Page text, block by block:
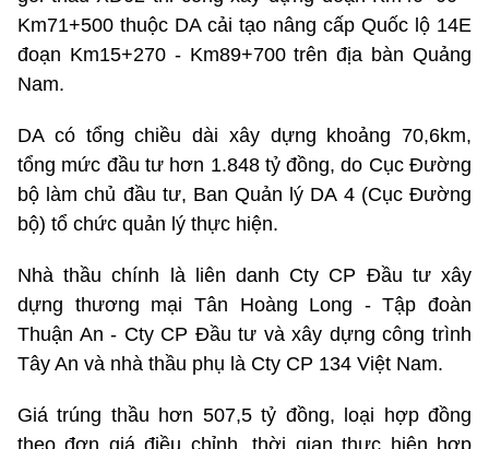
Km71+500 thuộc DA cải tạo nâng cấp Quốc lộ 14E
đoạn Km15+270 - Km89+700 trên địa bàn Quảng
Nam.
DA có tổng chiều dài xây dựng khoảng 70,6km,
tổng mức đầu tư hơn 1.848 tỷ đồng, do Cục Đường
bộ làm chủ đầu tư, Ban Quản lý DA 4 (Cục Đường
bộ) tổ chức quản lý thực hiện.
Nhà thầu chính là liên danh Cty CP Đầu tư xây
dựng thương mại Tân Hoàng Long - Tập đoàn
Thuận An - Cty CP Đầu tư và xây dựng công trình
Tây An và nhà thầu phụ là Cty CP 134 Việt Nam.
Giá trúng thầu hơn 507,5 tỷ đồng, loại hợp đồng